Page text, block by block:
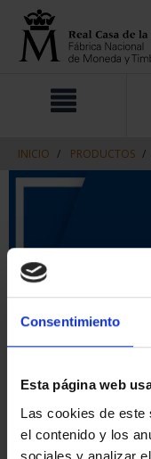
Consentimiento
Esta página web
Las cookies de este
el contenido y los
sociales y analizar
contenido
navegacin
INICIO PRODUCTOS